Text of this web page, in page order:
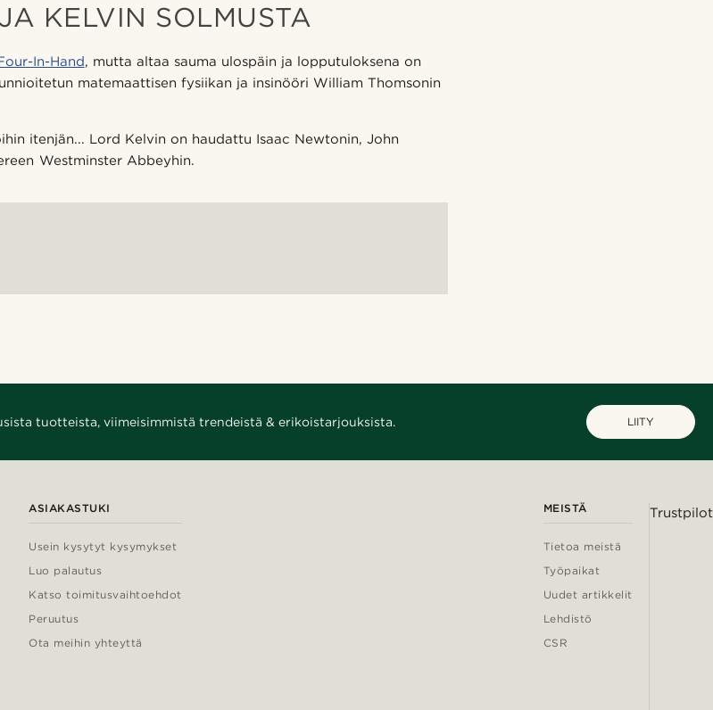
KELVIN SOLMUSTA
In-Hand, mutta altaa sauma ulospäin ja lopputuloksena on
matemaattisen fysiikan ja insinööri William Thomsonin
itenjän... Lord Kelvin on haudattu Isaac Newtonin, John
Westminster Abbeyhin.
tuotteista, viimeisimmistä trendeistä & erikoistarjouksista. LIITY
ASIAKASTUKI
Usein kysytyt kysymykset
Luo palautus
Katso toimitusvaihtoehdot
Peruutus
Ota meihin yhteyttä
MEISTÄ
Tietoa meistä
Työpaikat
Uudet artikkelit
Lehdistö
CSR
Trustpilot